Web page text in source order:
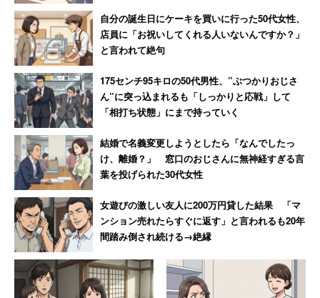
自分の誕生日にケーキを買いに行った50代女性、
店員に「お祝いしてくれる人いないんですか？」
と言われて絶句
175センチ95キロの50代男性、”ぶつかりおじさ
ん”に突っ込まれるも「しっかりと応戦」して
「相打ち状態」にまで持っていく
結婚で名義変更しようとしたら「なんでしたっ
け、離婚？」 窓口のおじさんに無神経すぎる言
葉を投げられた30代女性
女遊びの激しい友人に200万円貸した結果 「マ
ンション売れたらすぐに返す」と言われるも20年
間踏み倒され続ける→絶縁